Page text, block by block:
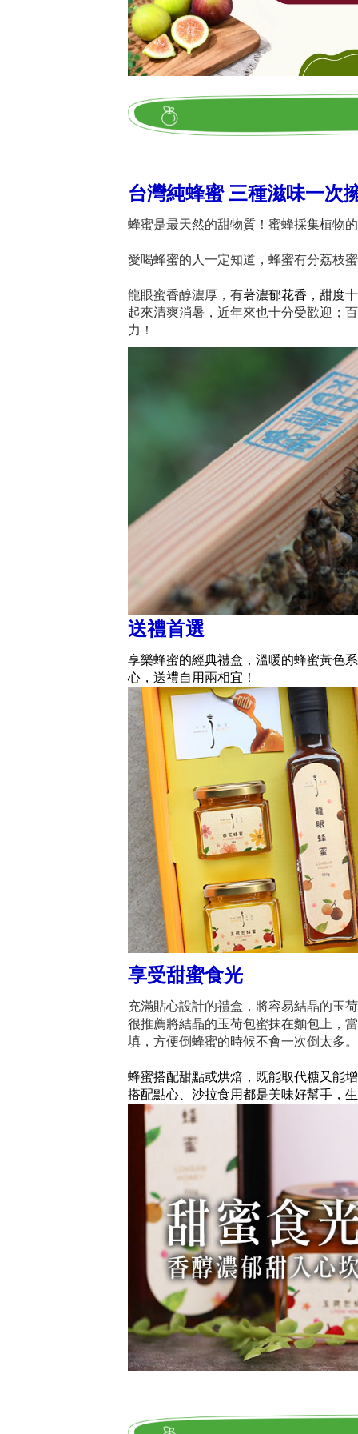
台灣純蜂蜜 三種滋味一次
蜂蜜是最天然的甜物質！蜜蜂採集植物
愛喝蜂蜜的人一定知道，蜂蜜有分荔枝
龍眼蜜香醇濃厚，有著濃郁花香，甜度
起來清爽消暑，近年來也十分受歡迎；
力！
送禮首選
享樂蜂蜜的經典禮盒，溫暖的蜂蜜黃色
心，送禮自用兩相宜！
享受甜蜜食光
充滿貼心設計的禮盒，將容易結晶的玉
很推薦將結晶的玉荷包蜜抹在麵包上，
填，方便倒蜂蜜的時候不會一次倒太多。
蜂蜜搭配甜點或烘焙，既能取代糖又能
搭配點心、沙拉食用都是美味好幫手，